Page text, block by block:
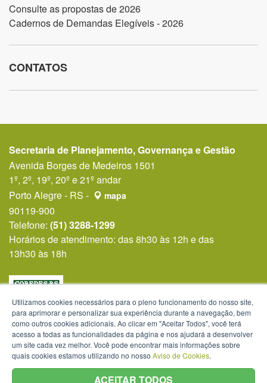
Consulte as propostas de 2026
Cadernos de Demandas Elegíveis - 2026
CONTATOS
Secretaria de Planejamento, Governança e Gestão
Avenida Borges de Medeiros 1501
1º, 2º, 19º, 20º e 21º andar
Porto Alegre - RS -
mapa
90119-900
Telefone: (51) 3288-1299
Horários de atendimento: das 8h30 às 12h e das
13h30 às 18h
Utilizamos cookies necessários para o pleno funcionamento do nosso site,
para aprimorar e personalizar sua experiência durante a navegação, bem
como outros cookies adicionais. Ao clicar em "Aceitar Todos", você terá
acesso a todas as funcionalidades da página e nos ajudará a desenvolver
um site cada vez melhor. Você pode encontrar mais informações sobre
quais cookies estamos utilizando no nosso Aviso de Cookies.
ACEITAR TODOS